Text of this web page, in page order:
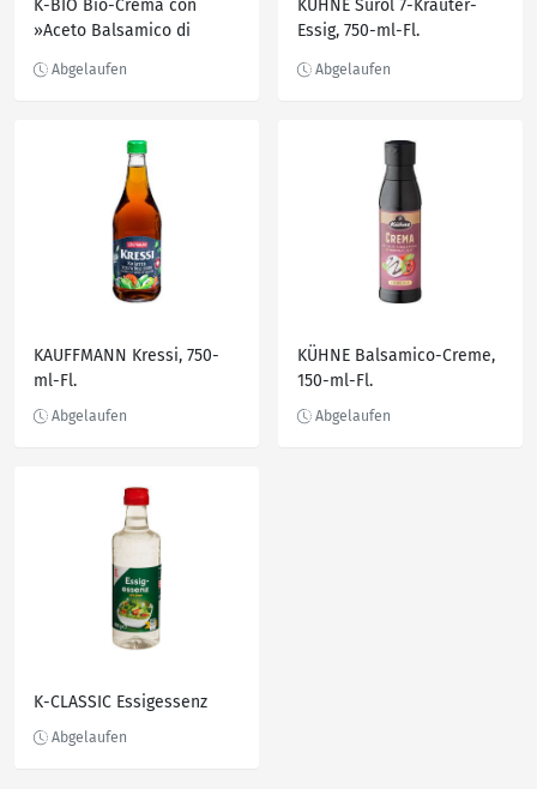
K-BIO Bio-Crema con
»Aceto Balsamico di
KÜHNE Surol 7-Kräuter-
Essig, 750-ml-Fl.
KAUFFMANN Kressi, 750-
ml-Fl.
KÜHNE Balsamico-Creme,
150-ml-Fl.
K-CLASSIC Essigessenz